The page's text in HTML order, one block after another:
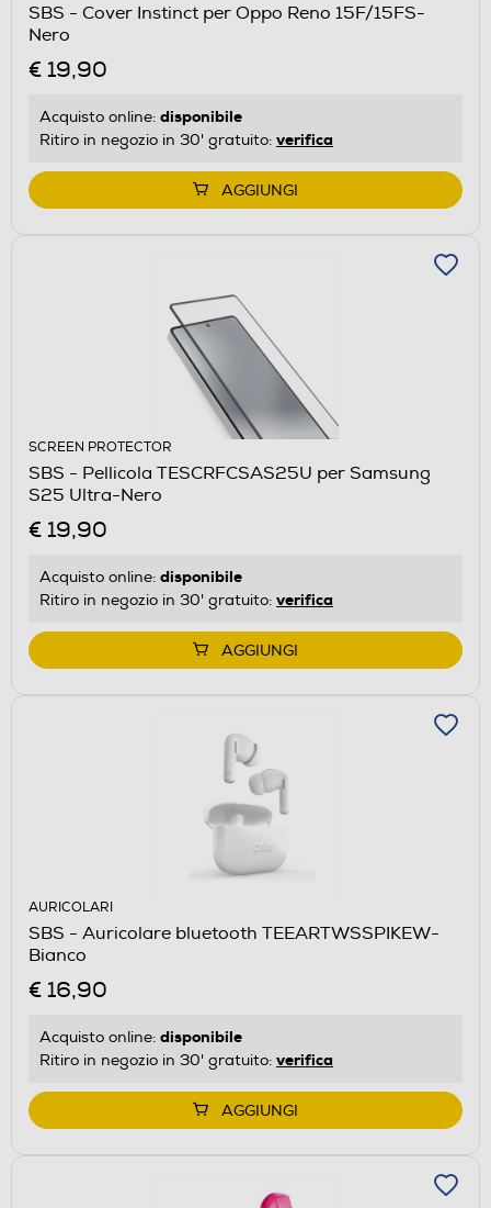
SBS - Cover Instinct per Oppo Reno 15F/15FS-
Nero
€ 19,90
Acquisto online: disponibile
Ritiro in negozio in 30' gratuito: verifica
AGGIUNGI
SCREEN PROTECTOR
SBS - Pellicola TESCRFCSAS25U per Samsung
S25 Ultra-Nero
€ 19,90
Acquisto online: disponibile
Ritiro in negozio in 30' gratuito: verifica
AGGIUNGI
AURICOLARI
SBS - Auricolare bluetooth TEEARTWSSPIKEW-
Bianco
€ 16,90
Acquisto online: disponibile
Ritiro in negozio in 30' gratuito: verifica
AGGIUNGI